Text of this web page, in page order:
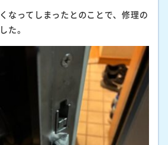
なってしまったとのことで、修理の
た。